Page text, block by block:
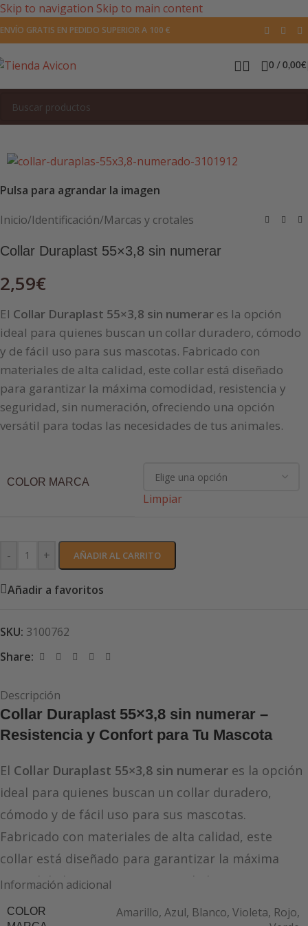
Skip to navigation Skip to main content
ENVÍO GRATIS EN PEDIDO SUPERIOR A 100 €
0 / 0,00€
Pulsa para agrandar la imagen
Inicio/Identificación/Marcas y crotales
Collar Duraplast 55×3,8 sin numerar
2,59€
El Collar Duraplast 55×3,8 sin numerar es la opción
ideal para quienes buscan un collar duradero, cómodo
y de fácil uso para sus mascotas. Fabricado con
materiales de alta calidad, este collar está diseñado
para garantizar la máxima comodidad, resistencia y
seguridad, sin numeración, ofreciendo una opción
versátil para todas las necesidades de tus animales.
COLOR MARCA
Limpiar
- + AÑADIR AL CARRITO
Añadir a favoritos
SKU: 3100762
Share:
Descripción
Collar Duraplast 55×3,8 sin numerar –
Resistencia y Confort para Tu Mascota
El Collar Duraplast 55×3,8 sin numerar es la opción
ideal para quienes buscan un collar duradero,
cómodo y de fácil uso para sus mascotas.
Fabricado con materiales de alta calidad, este
collar está diseñado para garantizar la máxima
comodidad, resistencia y seguridad, sin
numeración, ofreciendo una opción versátil para
Información adicional
COLOR
Amarillo, Azul, Blanco, Violeta, Rojo,